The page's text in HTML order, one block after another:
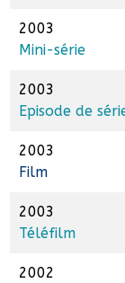
2003
Mini-série
2003
Episode de
2003
Film
2003
Téléfilm
2002